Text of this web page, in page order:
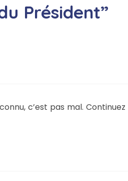
Président”
c’est pas mal. Continuez